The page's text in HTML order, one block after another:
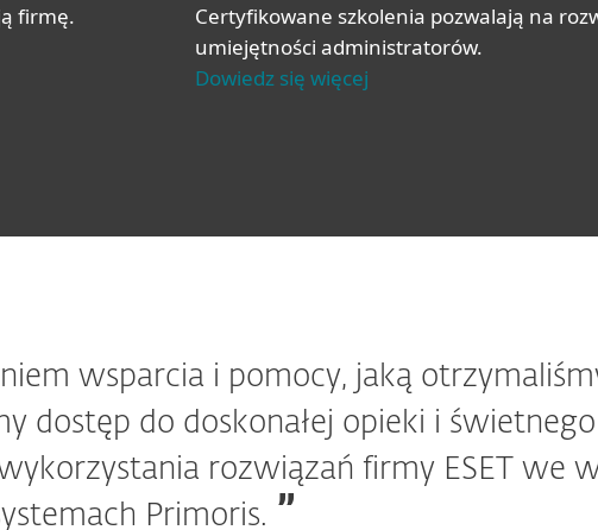
firmę.
Certyfikowane szkolenia pozwalają na
umiejętności administratorów.
Dowiedz się więcej
wsparcia i pomocy, jaką
dostęp do doskonałej opieki i
rozwiązań firmy ESET we
Primoris.